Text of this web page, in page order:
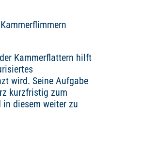
Kammerflattern hilft
wird. Seine Aufgabe
kurzfristig zum
diesem weiter zu